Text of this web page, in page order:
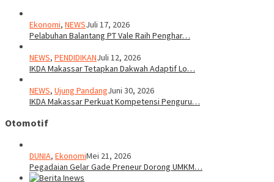
Ekonomi, NEWSJuli 17, 2026
Pelabuhan Balantang PT Vale Raih Penghar…
NEWS, PENDIDIKANJuli 12, 2026
IKDA Makassar Tetapkan Dakwah Adaptif Lo…
NEWS, Ujung PandangJuni 30, 2026
IKDA Makassar Perkuat Kompetensi Penguru…
Otomotif
DUNIA, EkonomiMei 21, 2026
Pegadaian Gelar Gade Preneur Dorong UMKM…